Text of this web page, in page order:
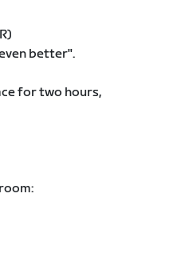
better".
for two hours,